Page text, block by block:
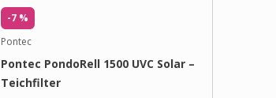
-7 %
Pontec
Pontec PondoRell 1500 UVC Solar –
Teichfilter